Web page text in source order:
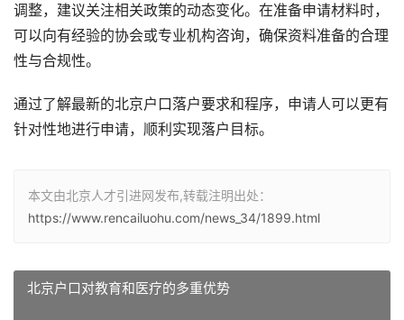
调整，建议关注相关政策的动态变化。在准备申请材料时，
可以向有经验的协会或专业机构咨询，确保资料准备的合理
性与合规性。
通过了解最新的北京户口落户要求和程序，申请人可以更有
针对性地进行申请，顺利实现落户目标。
本文由北京人才引进网发布,转载注明出处：
https://www.rencailuohu.com/news_34/1899.html
北京户口对教育和医疗的多重优势